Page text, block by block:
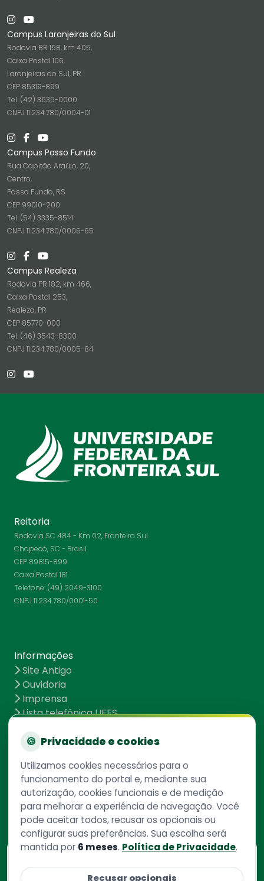
Campus Laranjeiras do Sul
Rodovia BR 158, km 405,
Caixa Postal 106,
Laranjeiras do Sul, PR
CEP 85319-899
Tel. (42) 3635-0000
CNPJ 11.234.780/0004-01
Campus Passo Fundo
Rua Capitão Araújo, 20,
Centro,
Passo Fundo, RS
CEP 99010-200
Tel. (54) 3335-8514
CNPJ 11.234.780/0006-65
Campus Realeza
Rodovia PR 182, km 466,
Caixa Postal 253,
Realeza, PR
CEP 85770-000
Tel. (46) 3543-8300
CNPJ 11.234.780/0005-84
Reitoria
Rodovia SC 484 - Km 02, Fronteira Sul
Chapecó, SC - Brasil
CEP 89815-899
Caixa Postal 181
Telefone: (49) 2049-3100
CNPJ 11.234.780/0001-50
Informações
Site Antigo
Ouvidoria
Imprensa
Lista telefônica UFFS
UFFS contra o Aedes
Mapa do site
Redes Sociais
o cadastro da instituição no
🍪 Privacidade e cookies
Utilizamos cookies necessários para o
funcionamento do portal e, mediante sua
autorização, cookies funcionais e de medição
para melhorar a experiência de navegação. Você
pode aceitar todos, recusar os opcionais ou
configurar suas preferências. Sua escolha será
mantida por 6 meses. Política de Privacidade.
Recusar opcionais